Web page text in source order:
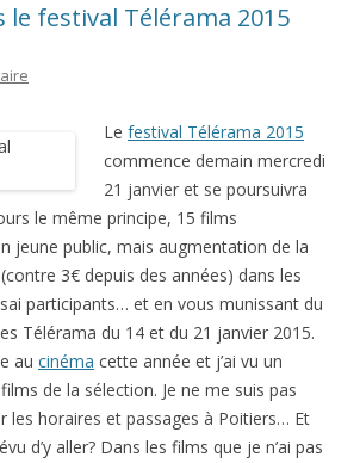
le festival Télérama 2015
Le festival Télérama 2015
commence demain mercredi
21 janvier et se poursuivra
le même principe, 15 films
jeune public, mais augmentation de la
3€ depuis des années) dans les
participants… et en vous munissant du
Télérama du 14 et du 21 janvier 2015.
au cinéma cette année et j’ai vu un
de la sélection. Je ne me suis pas
les horaires et passages à Poitiers… Et
d’y aller? Dans les films que je n’ai pas